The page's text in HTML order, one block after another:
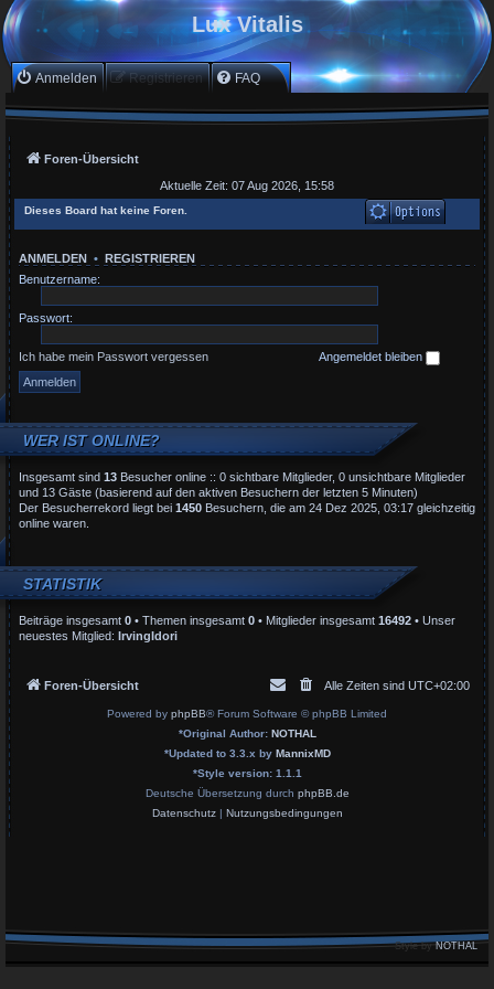
Lux Vitalis
Anmelden Registrieren FAQ
Foren-Übersicht
Aktuelle Zeit: 07 Aug 2026, 15:58
Dieses Board hat keine Foren.
ANMELDEN • REGISTRIEREN
Benutzername:
Passwort:
Ich habe mein Passwort vergessen Angemeldet bleiben
WER IST ONLINE?
Insgesamt sind 13 Besucher online :: 0 sichtbare Mitglieder, 0 unsichtbare Mitglieder
und 13 Gäste (basierend auf den aktiven Besuchern der letzten 5 Minuten)
Der Besucherrekord liegt bei 1450 Besuchern, die am 24 Dez 2025, 03:17 gleichzeitig
online waren.
STATISTIK
Beiträge insgesamt 0 • Themen insgesamt 0 • Mitglieder insgesamt 16492 • Unser
neuestes Mitglied: IrvingIdori
Foren-Übersicht Alle Zeiten sind UTC+02:00
Powered by phpBB® Forum Software © phpBB Limited
*Original Author: NOTHAL
*Updated to 3.3.x by MannixMD
*Style version: 1.1.1
Deutsche Übersetzung durch phpBB.de
Datenschutz| Nutzungsbedingungen
Style byNOTHAL